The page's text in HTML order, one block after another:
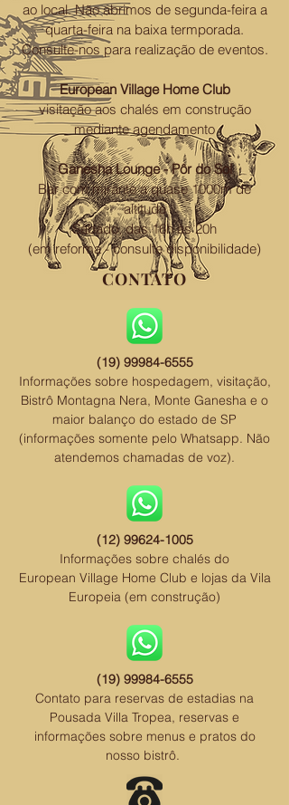
ao local. Não abrimos de segunda-feira a
quarta-feira na baixa termporada.
Consulte-nos para realização de eventos.
European Village Home Club
visitação aos chalés em construção
mediante agendamento
Ganesha Lounge - Pôr do Sol
Bar com mirante a quase 1000m de
altitude
Sábado, das 16h às 20h
(em reforma - consulte disponibilidade)
CONTATO
(19) 99984-6555
Informações sobre hospedagem, visitação,
Bistrô Montagna Nera, Monte Ganesha e o
maior balanço do estado de SP
(informações somente pelo Whatsapp. Não
atendemos chamadas de voz).
(12) 99624-1005
Informações sobre chalés do
European Village Home Club e lojas da Vila
Europeia (em construção)
(19) 99984-6555
Contato para reservas de estadias na
Pousada Villa Tropea, reservas e
informações sobre menus e pratos do
nosso bistrô.